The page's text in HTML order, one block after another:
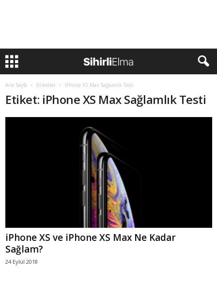
Ana Sayfa Etiketler IPhone XS Max Sağlamlık Testi
Etiket: iPhone XS Max Sağlamlık Testi
iPhone XS ve iPhone XS Max Ne Kadar
Sağlam?
24 Eylül 2018